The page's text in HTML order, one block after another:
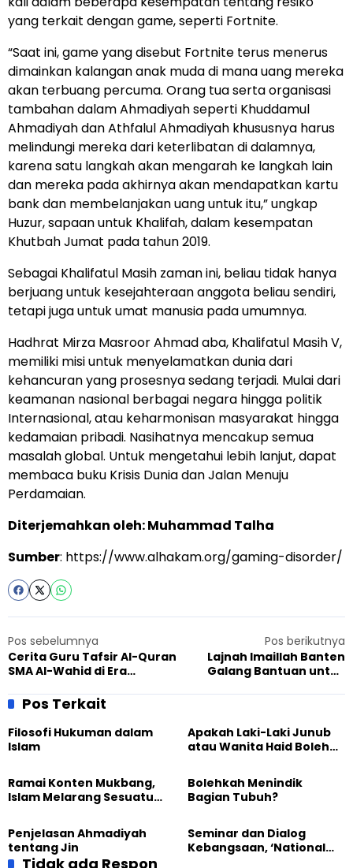
yang terkait dengan game, seperti Fortnite.
“Saat ini, game yang disebut Fortnite terus menerus
dimainkan kalangan anak muda di mana uang mereka
akan terbuang percuma. Orang tua serta organisasi
tambahan dalam Ahmadiyah seperti Khuddamul
Ahmadiyah dan Athfalul Ahmadiyah khususnya harus
melindungi mereka dari keterlibatan di dalamnya,
karena satu langkah akan mengarah ke langkah lain
dan mereka pada akhirnya akan mendapatkan kartu
bank dan membelanjakan uang untuk itu,” ungkap
Huzur, sapaan untuk Khalifah, dalam kesempatan
Khutbah Jumat pada tahun 2019.
Sebagai Khalifatul Masih zaman ini, beliau tidak hanya
berjuang untuk kesejahteraan anggota beliau sendiri,
tetapi juga untuk umat manusia pada umumnya.
Hadhrat Mirza Masroor Ahmad aba, Khalifatul Masih V,
memiliki misi untuk menyelamatkan dunia dari
kehancuran yang prosesnya sedang terjadi. Mulai dari
keamanan nasional berbagai negara hingga politik
Internasional, atau keharmonisan masyarakat hingga
kedamaian pribadi. Nasihatnya mencakup semua
masalah global. Untuk mengetahui lebih lanjut, dapat
membaca buku Krisis Dunia dan Jalan Menuju
Perdamaian.
Diterjemahkan oleh: Muhammad Talha
Sumber: https://www.alhakam.org/gaming-disorder/
Pos sebelumnya
Cerita Guru Tafsir Al-Quran
SMA Al-Wahid di Era
Pos berikutnya
Lajnah Imaillah Banten
Galang Bantuan untuk
Pos Terkait
Filosofi Hukuman dalam
Islam
Apakah Laki-Laki Junub
atau Wanita Haid Boleh
Ramai Konten Mukbang,
Islam Melarang Sesuatu
Bolehkah Menindik
Bagian Tubuh?
Penjelasan Ahmadiyah
tentang Jin
Seminar dan Dialog
Kebangsaan, ‘National
Tidak ada Respon